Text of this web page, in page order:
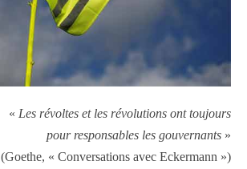
« Les révoltes et les révolutions ont toujours
pour responsables les gouvernants »
(Goethe, « Conversations avec Eckermann »)